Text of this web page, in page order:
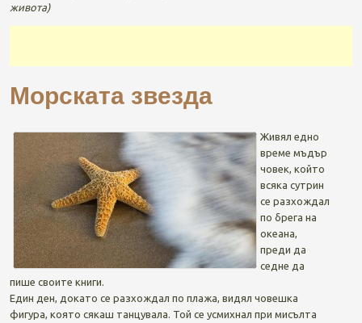
живота)
Морската звезда
Живял едно
време мъдър
човек, който
всяка сутрин
се разхождал
по брега на
океана,
преди да
седне да
пише своите книги.
Един ден, докато се разхождал по плажа, видял човешка
фигура, която сякаш танцувала. Той се усмихнал при мисълта